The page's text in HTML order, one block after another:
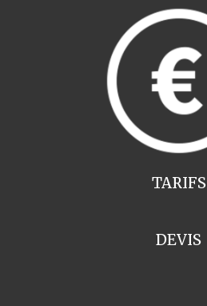
TARIFS
DEVIS